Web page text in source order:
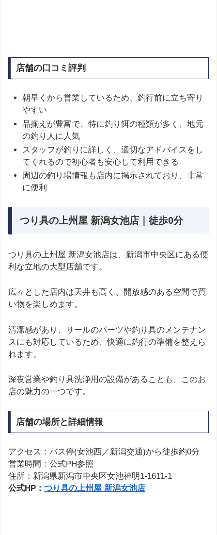
店舗の口コミ評判
朝早くから営業しているため、釣行前に立ち寄り
やすい
品揃えが豊富で、特に釣り餌の種類が多く、地元
の釣り人に人気
スタッフが釣りに詳しく、適切なアドバイスをし
てくれるので初心者も安心して利用できる
周辺の釣り場情報も店内に掲示されており、非常
に便利
つり具の上州屋 新潟女池店｜徒歩0分
つり具の上州屋 新潟女池店は、新潟市中央区にある便
利な立地の大型店舗です。
広々とした店内は天井も高く、開放感のある空間で買
い物を楽しめます。
清潔感があり、リールのパーツや釣り具のメンテナン
スにも対応しているため、快適に釣行の準備を整えら
れます。
深夜営業や釣り具洗浄用の設備があることも、このお
店の魅力の一つです。
店舗の場所と詳細情報
アクセス：バス停(女池西／新潟交通)から徒歩約0分
営業時間：公式PH参照
住所：新潟県新潟市中央区女池神明1-1611-1
公式HP： つり具の上州屋 新潟女池店